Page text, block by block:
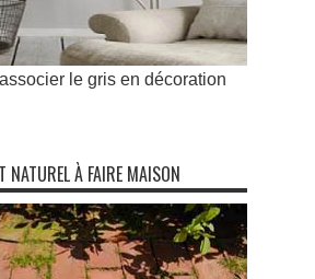
le gris en décoration
NATUREL À FAIRE MAISON